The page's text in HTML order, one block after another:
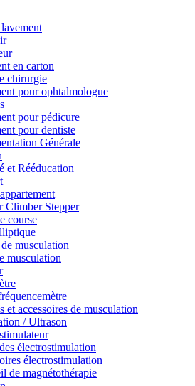
en carton
chirurgie
pour ophtalmologue
pour pédicure
pour dentiste
Générale
et Rééducation
Climber Stepper
course
musculation
musculation
et accessoires de musculation
/ Ultrason
électrostimulation
électrostimulation
de magnétothérapie